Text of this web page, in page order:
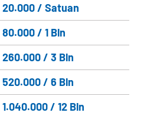
20.000 / Satuan
80.000 / 1 Bln
260.000 / 3 Bln
520.000 / 6 Bln
1.040.000 / 12 Bln